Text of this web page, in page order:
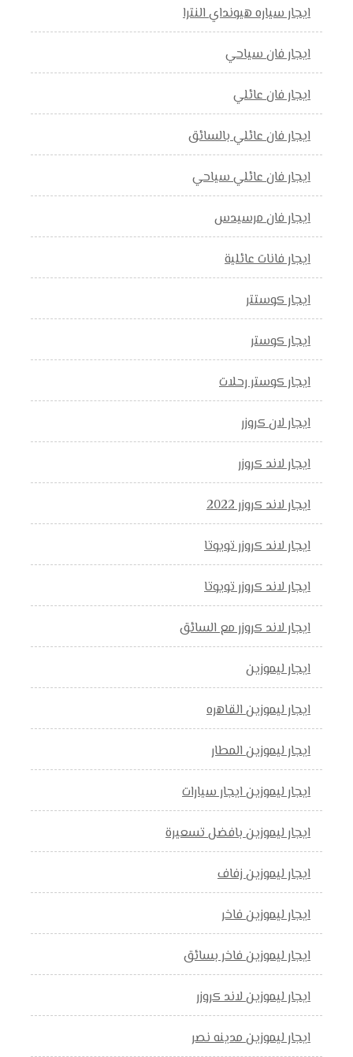
ايجار سياره هيونداي النترا
ايجار فان سياحي
ايجار فان عائلي
ايجار فان عائلي بالسائق
ايجار فان عائلي سياحي
ايجار فان مرسيدس
ايجار فانات عائلية
ايجار كوستتر
ايجار كوستر
ايجار كوستر رحلات
ايجار لان كروزر
ايجار لاند كروزر
ايجار لاند كروزر 2022
ايجار لاند كروزر تويوتا
ايجار لاند كروزر تويوتا
ايجار لاند كروزر مع السائق
ايجار ليموزين
ايجار ليموزين القاهره
ايجار ليموزين المطار
ايجار ليموزين ايجار سيارات
ايجار ليموزين بافضل تسعيرة
ايجار ليموزين زفاف
ايجار ليموزين فاخر
ايجار ليموزين فاخر بسائق
ايجار ليموزين لاند كروزر
ايجار ليموزين مدينه نصر